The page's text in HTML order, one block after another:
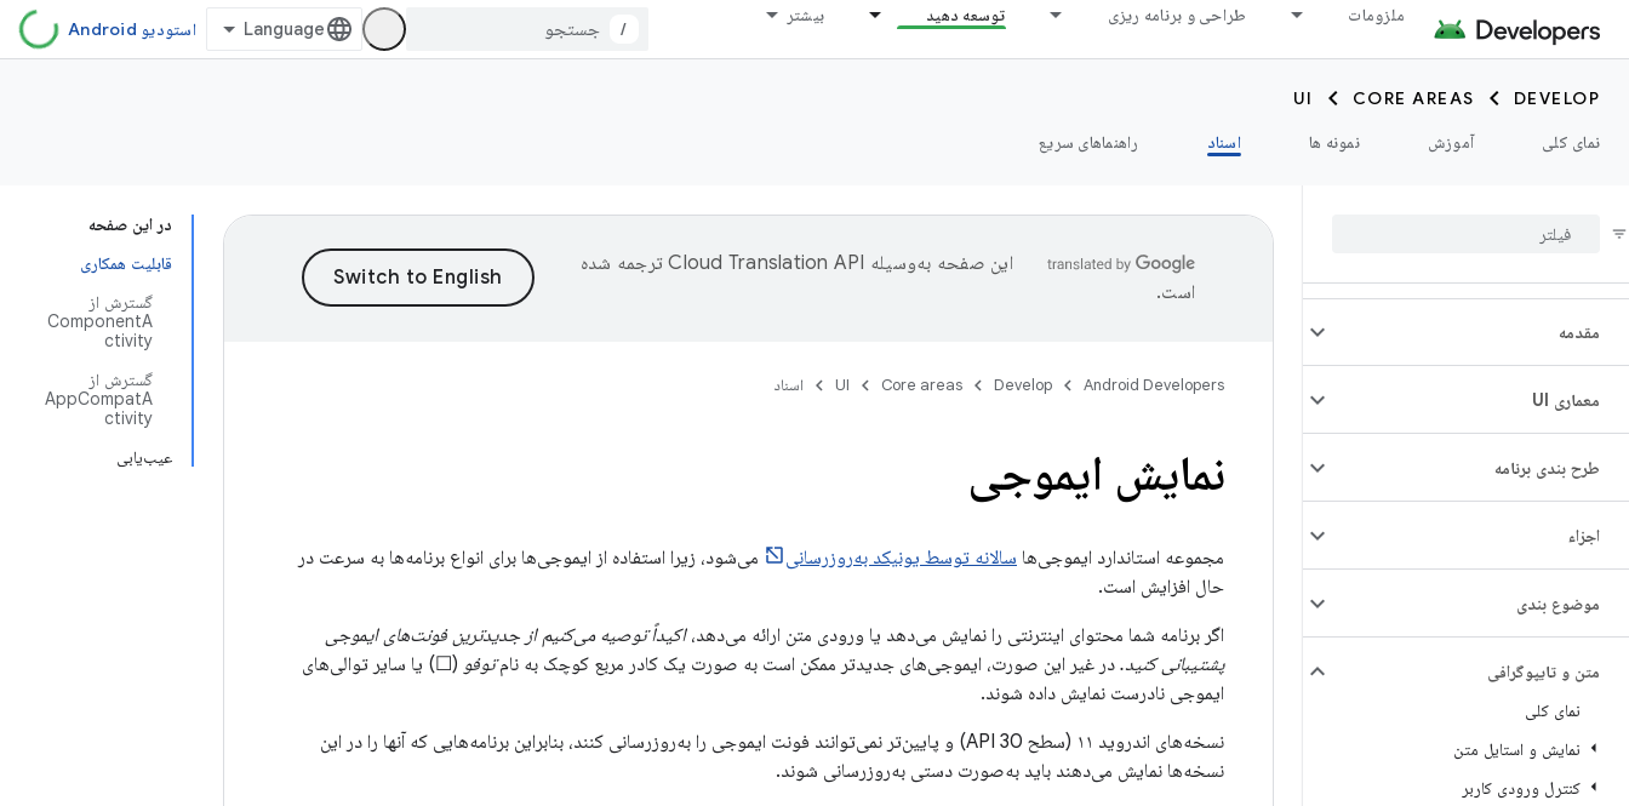
ملزومات طراحی و برنامه ریزی توسعه دهید بیشتر
/ استودیو Android
DEVELOP
CORE AREAS
UI
نمای کلی
آموزش نمونه ها اسناد راهنماهای سریع
مقدمه
معماری UI
طرح بندی برنامه
اجزاء
موضوع بندی
متن و تایپوگرافی
نمای کلی
نمایش و استایل متن
کنترل ورودی کاربر
در این صفحه
قابلیت همکاری
گسترش از
ComponentA
ctivity
گسترش از
AppCompatA
ctivity
عیب‌یابی
این صفحه به‌وسیله
ترجمه شده
است.
Android Developers
Develop
Core areas
UI اسناد
نمایش ایموجی
مجموعه استاندارد ایموجی‌ها سالانه توسط یونیکد به‌روزرسانی
می‌شود، زیرا استفاده از ایموجی‌ها برای انواع برنامه‌ها به سرعت در
حال افزایش است.
اگر برنامه شما محتوای اینترنتی را نمایش می‌دهد یا ورودی متن ارائه می‌دهد،اکیداً توصیه می‌کنیم از جدیدترین فونت‌های ایموجی
پشتیبانی کنید. در غیر این صورت، ایموجی‌های جدیدتر ممکن است به صورت یک کادر مربع کوچک به نامتوفو (☐) یا سایر توالی‌های
ایموجی نادرست نمایش داده شوند.
نسخه‌های اندروید ۱۱ (سطح API 30) و پایین‌تر نمی‌توانند فونت ایموجی را به‌روزرسانی کنند، بنابراین برنامه‌هایی که آنها را در این
نسخه‌ها نمایش می‌دهند باید به‌صورت دستی به‌روزرسانی شوند.